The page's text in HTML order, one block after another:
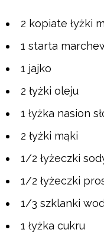
2 kopiate łyżki
1 starta
1 jajko
2 łyżki oleju
1 łyżka nasion
2 łyżki mąki
1/2 łyżeczki
1/2 łyżeczki
1/3 szklanki
1 łyżka cukru